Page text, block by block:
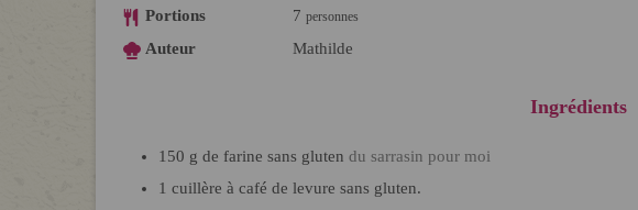
Portions 7 personnes
Auteur Mathilde
Ingrédients
150 g de farine sans gluten du sarrasin pour moi
1 cuillère à café de levure sans gluten.